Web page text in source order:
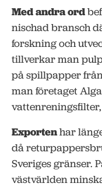
Med andra ord
nischad bransch
forskning och
tillverkar man
på spillpapper
man företaget
Exportenhar
då
Sveriges gränser.
västvärlden